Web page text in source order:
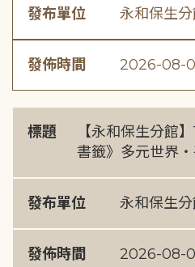
發布單位 永和保生
發佈時間 2026-08-
標題
【永和保生分館
書籤》多元世界
發布單位 永和保生
發佈時間 2026-08-